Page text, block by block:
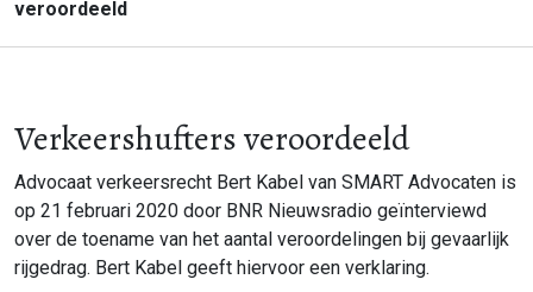
veroordeeld
Verkeershufters veroordeeld
Advocaat verkeersrecht Bert Kabel van SMART Advocaten is
op 21 februari 2020 door BNR Nieuwsradio geïnterviewd
over de toename van het aantal veroordelingen bij gevaarlijk
rijgedrag. Bert Kabel geeft hiervoor een verklaring.